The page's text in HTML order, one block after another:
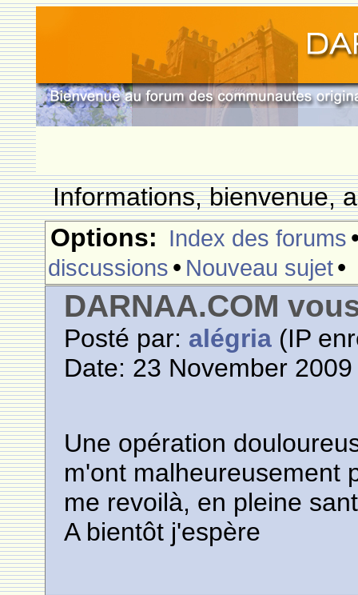
Informations, bienvenue,
Options: Index des forums
discussions • Nouveau sujet•
DARNAA.COM
Posté par: alégria (IP
Date: 23 November
Une opération
m'ont malheureusement
me revoilà, en pleine
A bientôt j'espère